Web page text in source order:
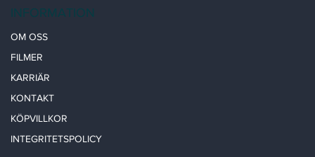
INFORMATION
OM OSS
FILMER
KARRIÄR
KONTAKT
KÖPVILLKOR
INTEGRITETSPOLICY